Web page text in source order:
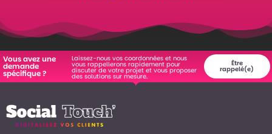
Vous avez une
demande
spécifique ?
Laissez-nous vos coordonnées et nous
vous rappellerons rapidement pour
discuter de votre projet et vous proposer
des solutions sur mesure.
Être
rappelé(e)